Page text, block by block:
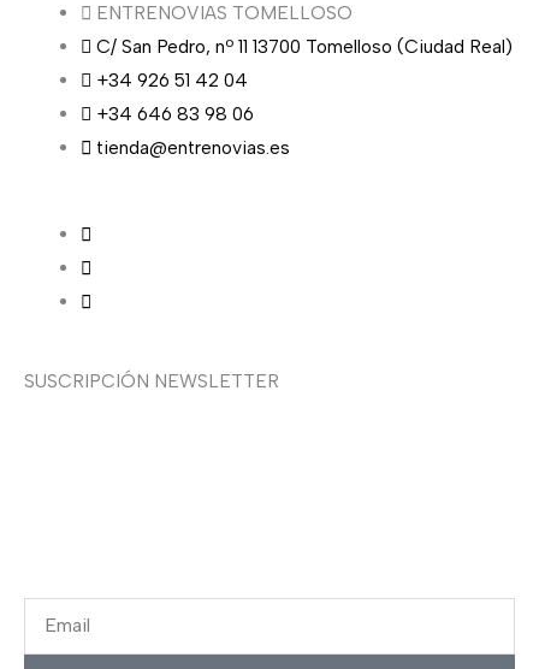
ENTRENOVIAS TOMELLOSO
C/ San Pedro, nº 11 13700 Tomelloso (Ciudad Real)
+34 926 51 42 04
+34 646 83 98 06
tienda@entrenovias.es
SUSCRIPCIÓN NEWSLETTER
Email